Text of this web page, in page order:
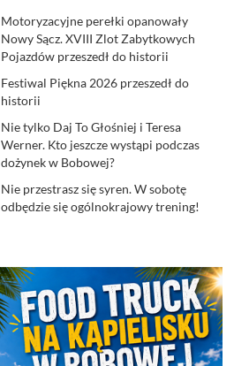
Motoryzacyjne perełki opanowały
Nowy Sącz. XVIII Zlot Zabytkowych
Pojazdów przeszedł do historii
Festiwal Piękna 2026 przeszedł do
historii
Nie tylko Daj To Głośniej i Teresa
Werner. Kto jeszcze wystąpi podczas
dożynek w Bobowej?
Nie przestrasz się syren. W sobotę
odbędzie się ogólnokrajowy trening!